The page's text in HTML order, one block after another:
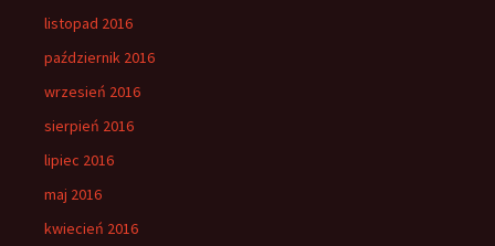
listopad 2016
październik 2016
wrzesień 2016
sierpień 2016
lipiec 2016
maj 2016
kwiecień 2016